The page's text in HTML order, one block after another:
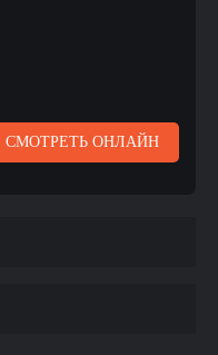
СМОТРЕТЬ ОНЛАЙН